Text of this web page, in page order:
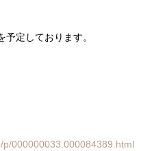
定しております。
000000033.000084389.html